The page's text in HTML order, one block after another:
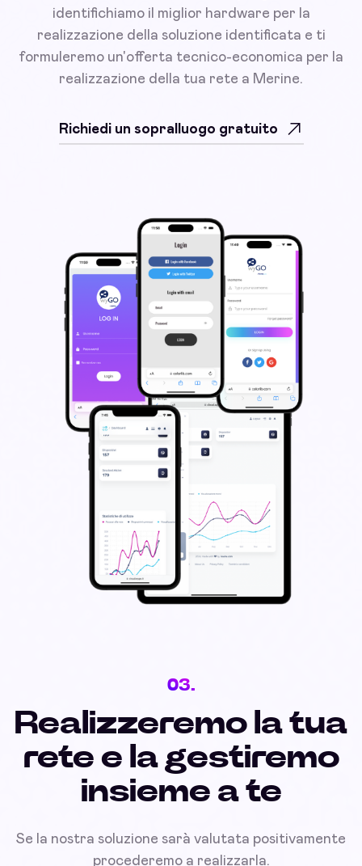
identifichiamo il miglior hardware per la
realizzazione della soluzione identificata e ti
formuleremo un'offerta tecnico-economica per la
realizzazione della tua rete a Merine.
Richiedi un sopralluogo gratuito
03.
Realizzeremo la tua
rete e la gestiremo
insieme a te
Se la nostra soluzione sarà valutata positivamente
procederemo a realizzarla.